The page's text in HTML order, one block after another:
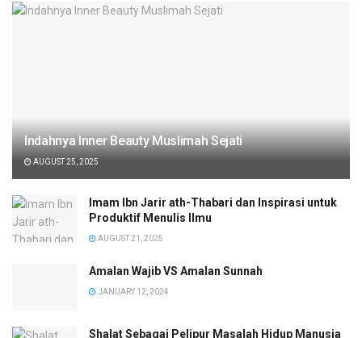
Indahnya Inner Beauty Muslimah Sejati
AUGUST 25, 2025
Imam Ibn Jarir ath-Thabari dan Inspirasi untuk
Produktif Menulis Ilmu
AUGUST 21, 2025
Amalan Wajib VS Amalan Sunnah
JANUARY 12, 2024
Shalat Sebagai Pelipur Masalah Hidup Manusia